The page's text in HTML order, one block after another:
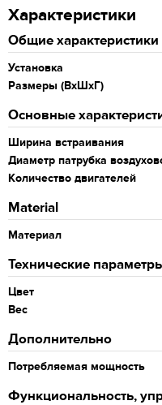
Характеристики
Общие характеристики
Установка
Размеры (ВхШхГ)
Основные
Ширина встраивания
Диаметр патрубка
Количество двигателей
Material
Материал
Технические
Цвет
Вес
Дополнительно
Потребляемая мощность
Функциональность,